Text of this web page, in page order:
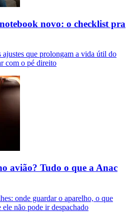
novo: o checklist pra
que prolongam a vida útil do
com o pé direito
avião? Tudo o que a Anac
onde guardar o aparelho, o que
não pode ir despachado